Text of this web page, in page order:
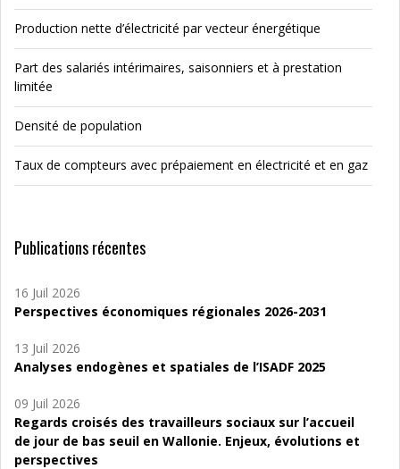
Production nette d’électricité par vecteur énergétique
Part des salariés intérimaires, saisonniers et à prestation
limitée
Densité de population
Taux de compteurs avec prépaiement en électricité et en gaz
Publications récentes
16 Juil 2026
Perspectives économiques régionales 2026-2031
13 Juil 2026
Analyses endogènes et spatiales de l’ISADF 2025
09 Juil 2026
Regards croisés des travailleurs sociaux sur l’accueil
de jour de bas seuil en Wallonie. Enjeux, évolutions et
perspectives